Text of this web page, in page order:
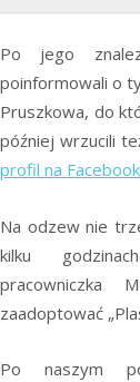
Po jego
poinformowali o
Pruszkowa, do
później wrzucili
profil na
Na odzew nie
kilku
pracowniczka
zaadoptować
Po naszym